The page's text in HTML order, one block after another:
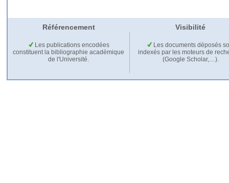
Référencement Visibilité
Les publications encodées
constituent la bibliographie académique
de l'Université.
Les documents déposés
indexés par les moteurs de
(Google Scholar,…).